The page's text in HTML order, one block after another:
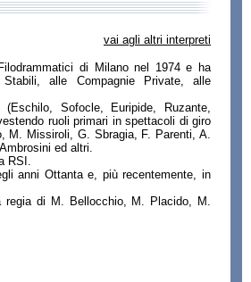
vai agli altri interpreti
di Milano nel 1974 e ha
alle Compagnie Private, alle
Sofocle, Euripide, Ruzante,
ruoli primari in spettacoli di giro
M. Missiroli, G. Sbragia, F. Parenti, A.
ed altri.
RSI.
anni Ottanta e, più recentemente, in
di M. Bellocchio, M. Placido, M.